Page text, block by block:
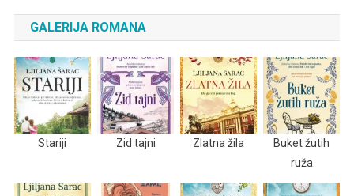
GALERIJA ROMANA
Stariji Zid tajni Zlatna žila
Buket žutih
ruža